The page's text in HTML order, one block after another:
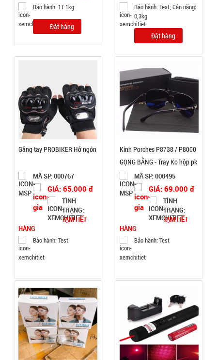
20.000 đ
CÒN HÀNG
hành:
Đặt
hàng
Ổ điện 4 ổ
cắm 2 cổng
usb dây dài
2m Con Voi
( T100, full
TÌNH
TRẠNG:
CÒN HÀNG
Bảo
1T ,
Cân nặng :
Bảo hành: 1T 1kg
Đặt hàng
Bảo hành: Test; Cân nặng:
0,3kg
Đặt hàng
Găng tay PROBIKER Hở ngón
MÃ SP: 000767
GIÁ: 65.000 đ
TÌNH
TRẠNG:
TẠM HẾT
HÀNG
Bảo hành: Test
Kính Porches P8738 / P8000
GỌNG BẰNG - Tray Ko hộp pk
MÃ SP: 000495
GIÁ: 69.000 đ
TÌNH
TRẠNG:
TẠM HẾT
HÀNG
Bảo hành: Test